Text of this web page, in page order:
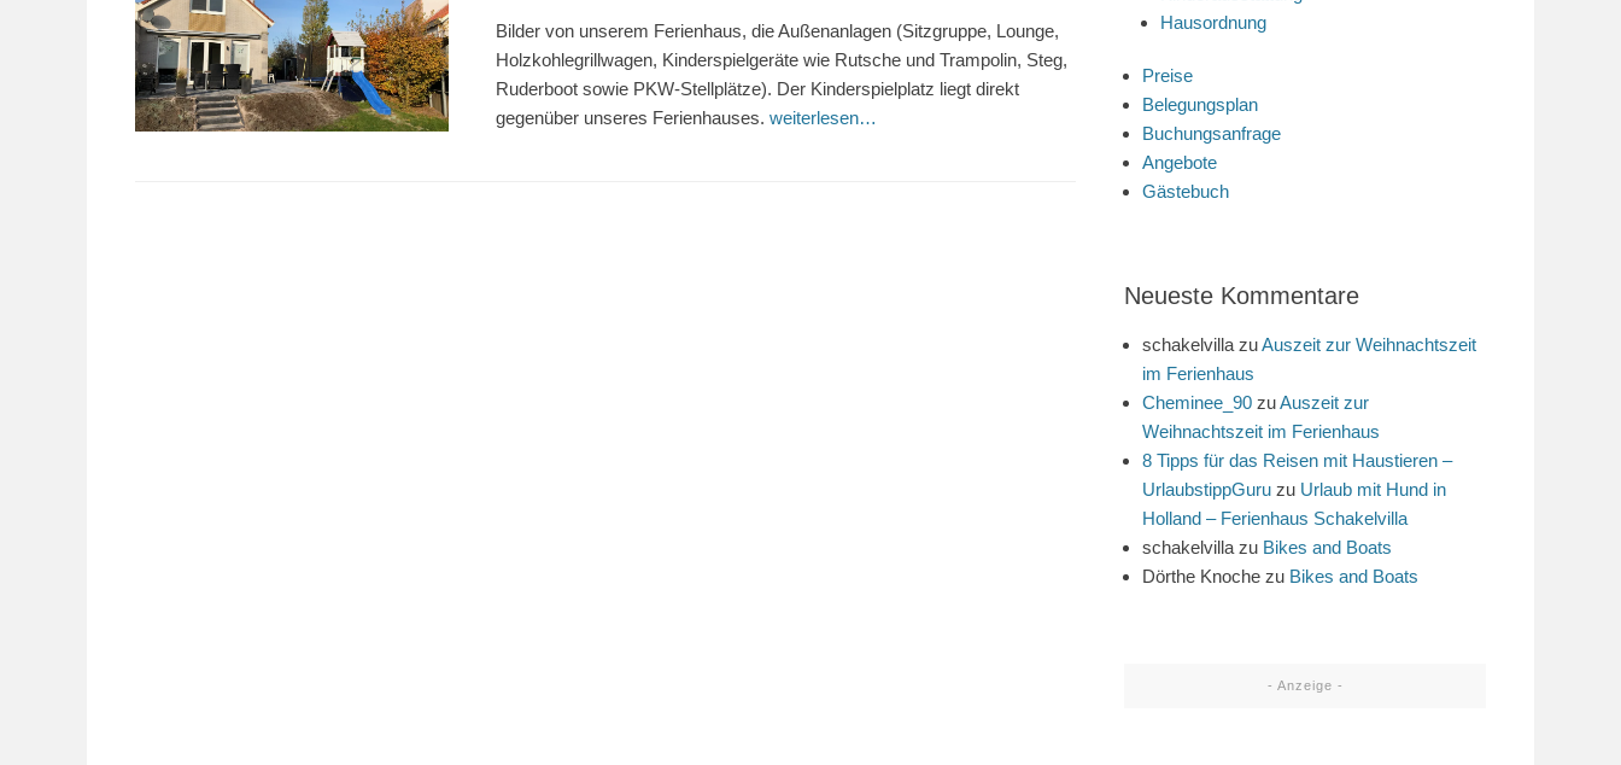
Bilder von unserem Ferienhaus, die Außenanlagen (Sitzgruppe, Lounge,
Holzkohlegrillwagen, Kinderspielgeräte wie Rutsche und Trampolin, Steg,
Ruderboot sowie PKW-Stellplätze). Der Kinderspielplatz liegt direkt
gegenüber unseres Ferienhauses. weiterlesen…
Hausordnung
Preise
Belegungsplan
Buchungsanfrage
Angebote
Gästebuch
Neueste Kommentare
schakelvilla zuAuszeit zur Weihnachtszeit
im Ferienhaus
Cheminee_90 zuAuszeit zur
Weihnachtszeit im Ferienhaus
8 Tipps für das Reisen mit Haustieren –
UrlaubstippGuru zu Urlaub mit Hund in
Holland – Ferienhaus Schakelvilla
schakelvilla zu Bikes and Boats
Dörthe Knoche zu Bikes and Boats
- Anzeige -